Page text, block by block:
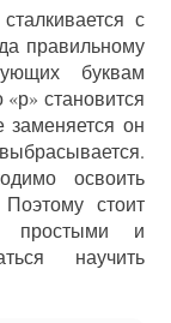
с
правильному
буквам
становится
заменяется он
освоить
стоит
простыми и
научить